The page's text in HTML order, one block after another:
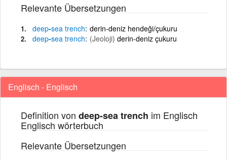
Relevante Übersetzungen
deep-sea trench derin-deniz hendeği/çukuru
deep-sea trench (Jeoloji) derin-deniz çukuru
Englisch - Englisch
Definition von deep-sea trench im Englisch
Englisch wörterbuch
Relevante Übersetzungen